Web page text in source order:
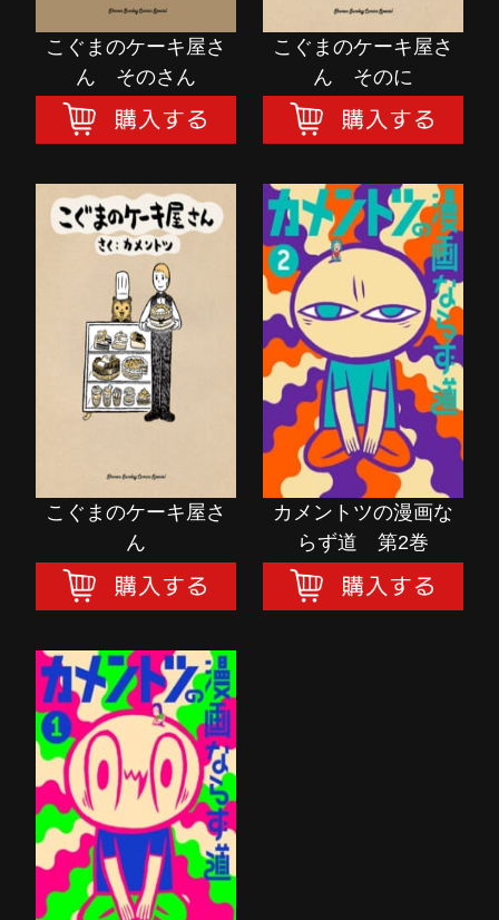
こぐまのケーキ屋さ
ん そのさん
こぐまのケーキ屋さ
ん そのに
こぐまのケーキ屋さ
ん
購入する
こぐまのケーキ屋さ
ん
カメントツの漫画な
らず道 第2巻
購入する
カメントツの漫画な
らず道 第2巻
カメントツの漫画な
らず道 第1巻
購入する